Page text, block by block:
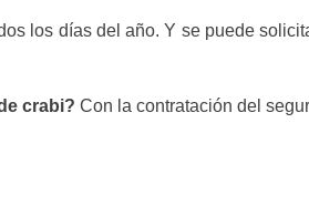
los días del año. Y se puede
crabi? Con la contratación del